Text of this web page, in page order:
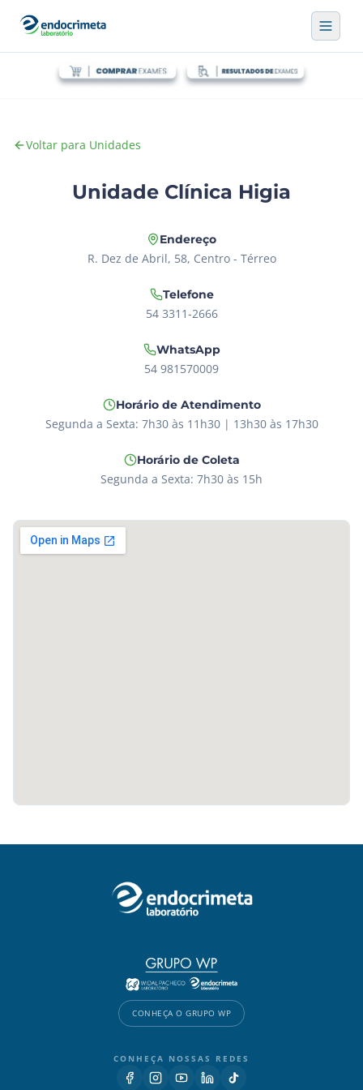
Voltar para Unidades
Unidade Clínica Higia
Endereço
R. Dez de Abril, 58, Centro - Térreo
Telefone
54 3311-2666
WhatsApp
54 981570009
Horário de Atendimento
Segunda a Sexta: 7h30 às 11h30 | 13h30 às 17h30
Horário de Coleta
Segunda a Sexta: 7h30 às 15h
CONHEÇA O GRUPO WP
CONHEÇA NOSSAS REDES